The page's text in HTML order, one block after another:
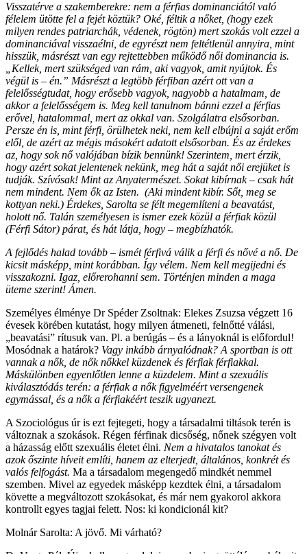
Visszatérve a szakemberekre: nem a férfias dominanciától való
félelem ütötte fel a fejét köztük? Oké, féltik a nőket, (hogy ezek
milyen rendes patriarchák, védenek, rögtön) mert szokás volt ezzel a
dominanciával visszaélni, de egyrészt nem feltétlenül annyira, mint
hisszük, másrészt van egy rejtettebben működő női dominancia is.
„Kellek, mert szükséged van rám, aki vagyok, amit nyújtok. És
végül is – én.” Másrészt a legtöbb férfiban azért ott van a
felelősségtudat, hogy erősebb vagyok, nagyobb a hatalmam, de
akkor a felelősségem is. Meg kell tanulnom bánni ezzel a férfias
erővel, hatalommal, mert az okkal van. Szolgálatra elsősorban.
Persze én is, mint férfi, örülhetek neki, nem kell elbújni a saját erőm
elől, de azért az mégis másokért adatott elsősorban. És az érdekes
az, hogy sok nő valójában bízik bennünk! Szerintem, mert érzik,
hogy azért sokat jelentenek nekünk, meg hát a saját női erejüket is
tudják. Szívósak! Mint az Anyatermészet. Sokat kibírnak – csak hát
nem mindent. Nem ők az Isten. (Aki mindent kibír. Sőt, meg se
kottyan neki.) Érdekes, Sarolta se félt megemlíteni a beavatást,
holott nő. Talán személyesen is ismer ezek közül a férfiak közül
(Férfi Sátor) párat, és hát látja, hogy – megbízhatók.
A fejlődés halad tovább – ismét férfivá válik a férfi és nővé a nő. De
kicsit másképp, mint korábban. Így vélem. Nem kell megijedni és
visszakozni. Igaz, előrerohanni sem. Történjen minden a maga
üteme szerint! Ámen.
Személyes élménye Dr Spéder Zsoltnak: Elekes Zsuzsa végzett 16
évesek körében kutatást, hogy milyen átmeneti, felnőtté válási,
„beavatási” rítusuk van. Pl. a berúgás – és a lányoknál is előfordul!
Mosódnak a határok? Vagy inkább árnyalódnak? A sportban is ott
vannak a nők, de nők nőkkel küzdenek és férfiak férfiakkal.
Máskülönben egyenlőtlen lenne a küzdelem. Mint a szexuális
kiválasztódás terén: a férfiak a nők figyelméért versengenek
egymással, és a nők a férfiakéért teszik ugyanezt.
A Szociológus úr is ezt fejtegeti, hogy a társadalmi tiltások terén is
változnak a szokások. Régen férfinak dicsőség, nőnek szégyen volt
a házasság előtt szexuális életet élni. Nem a hivatalos tanokat és
azok őszinte híveit említi, hanem az elterjedt, általános, konkrét és
valós felfogást. Ma a társadalom megengedő mindkét nemmel
szemben. Mivel az egyedek másképp kezdtek élni, a társadalom
követte a megváltozott szokásokat, és már nem gyakorol akkora
kontrollt egyes tagjai felett. Nos: ki kondicionál kit?
Molnár Sarolta: A jövő. Mi várható?